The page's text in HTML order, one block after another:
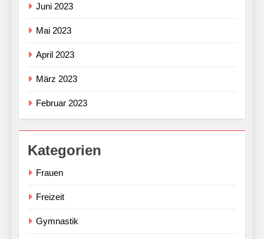
Juni 2023
Mai 2023
April 2023
März 2023
Februar 2023
Kategorien
Frauen
Freizeit
Gymnastik